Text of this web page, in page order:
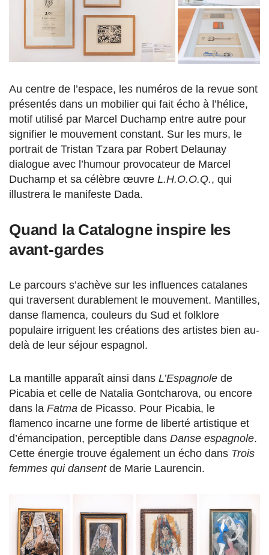
Au centre de l’espace, les numéros de la revue sont
présentés dans un mobilier qui fait écho à l’hélice,
motif utilisé par Marcel Duchamp entre autre pour
signifier le mouvement constant. Sur les murs, le
portrait de Tristan Tzara par Robert Delaunay
dialogue avec l’humour provocateur de Marcel
Duchamp et sa célèbre œuvre L.H.O.O.Q., qui
illustrera le manifeste Dada.
Quand la Catalogne inspire les
avant-gardes
Le parcours s’achève sur les influences catalanes
qui traversent durablement le mouvement. Mantilles,
danse flamenca, couleurs du Sud et folklore
populaire irriguent les créations des artistes bien au-
delà de leur séjour espagnol.
La mantille apparaît ainsi dans L’Espagnole de
Picabia et celle de Natalia Gontcharova, ou encore
dans la Fatma de Picasso. Pour Picabia, le
flamenco incarne une forme de liberté artistique et
d’émancipation, perceptible dans Danse espagnole.
Cette énergie trouve également un écho dans Trois
femmes qui dansentde Marie Laurencin.